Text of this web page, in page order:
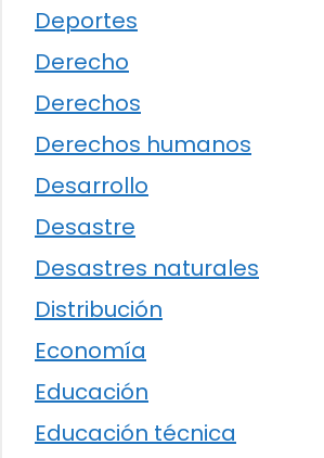
Deportes
Derecho
Derechos
Derechos humanos
Desarrollo
Desastre
Desastres naturales
Distribución
Economía
Educación
Educación técnica